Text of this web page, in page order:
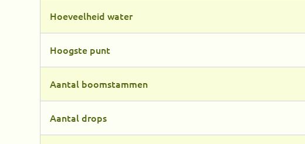
Hoeveelheid water
Hoogste punt
Aantal boomstammen
Aantal drops